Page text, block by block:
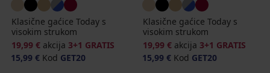
Klasične gaćice Today s
visokim strukom
19,99 € akcija 3+1 GRATIS
15,99 € Kod GET20
Klasične gaćice Today s
visokim strukom
19,99 € akcija 3+1 GRATIS
15,99 € Kod GET20